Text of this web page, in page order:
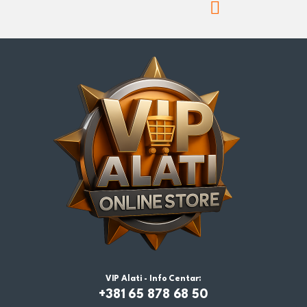
VIP Alati - Info Centar:
+381 65 878 68 50